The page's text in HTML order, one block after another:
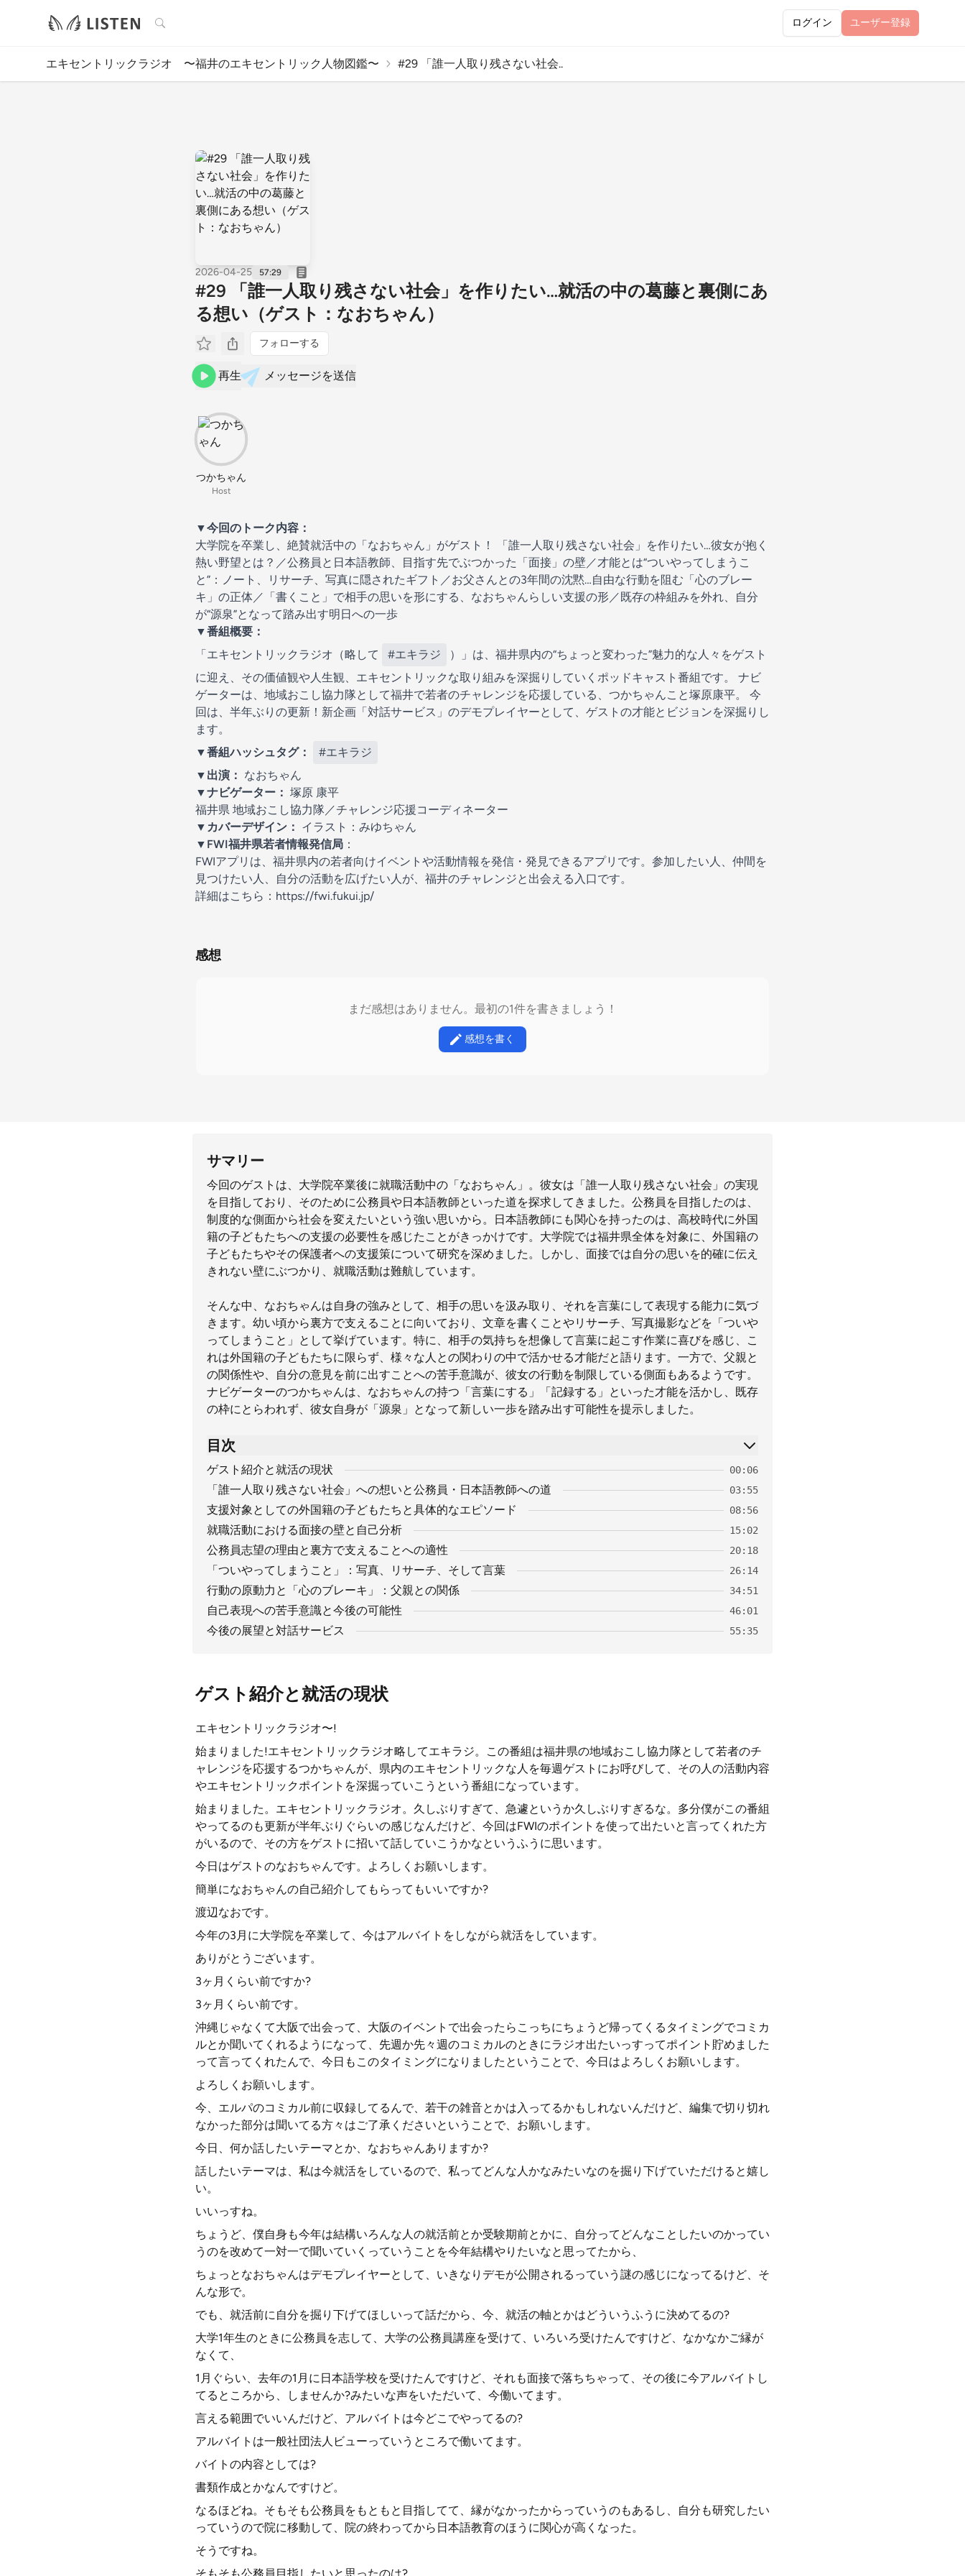
検索 ログイン ユーザー登録
エキセントリックラジオ 〜福井のエキセントリック人物図鑑〜 #29 「誰一人取り残さない社会..
2026-04-25 57:29
#29 「誰一人取り残さない社会」を作りたい…就活の中の葛藤と裏側にあ
る想い（ゲスト：なおちゃん）
フォローする
再生 メッセージを送信
つかちゃん
Host
▼今回のトーク内容：
大学院を卒業し、絶賛就活中の「なおちゃん」がゲスト！ 「誰一人取り残さない社会」を作りたい…彼女が抱く
熱い野望とは？／公務員と日本語教師、目指す先でぶつかった「面接」の壁／才能とは“ついやってしまうこ
と”：ノート、リサーチ、写真に隠されたギフト／お父さんとの3年間の沈黙…自由な行動を阻む「心のブレー
キ」の正体／「書くこと」で相手の思いを形にする、なおちゃんらしい支援の形／既存の枠組みを外れ、自分
が“源泉”となって踏み出す明日への一歩
▼番組概要：
「エキセントリックラジオ（略して
#エキラジ
）」は、福井県内の“ちょっと変わった”魅力的な人々をゲスト
に迎え、その価値観や人生観、エキセントリックな取り組みを深掘りしていくポッドキャスト番組です。 ナビ
ゲーターは、地域おこし協力隊として福井で若者のチャレンジを応援している、つかちゃんこと塚原康平。 今
回は、半年ぶりの更新！新企画「対話サービス」のデモプレイヤーとして、ゲストの才能とビジョンを深掘りし
ます。
▼番組ハッシュタグ：
#エキラジ
▼出演： なおちゃん
▼ナビゲーター： 塚原 康平
福井県 地域おこし協力隊／チャレンジ応援コーディネーター
▼カバーデザイン： イラスト：みゆちゃん
▼FWI福井県若者情報発信局 ：
FWIアプリは、福井県内の若者向けイベントや活動情報を発信・発見できるアプリです。参加したい人、仲間を
見つけたい人、自分の活動を広げたい人が、福井のチャレンジと出会える入口です。
詳細はこちら：https://fwi.fukui.jp/
感想
まだ感想はありません。最初の1件を書きましょう！
感想を書く
サマリー
今回のゲストは、大学院卒業後に就職活動中の「なおちゃん」。彼女は「誰一人取り残さない社会」の実現
を目指しており、そのために公務員や日本語教師といった道を探求してきました。公務員を目指したのは、
制度的な側面から社会を変えたいという強い思いから。日本語教師にも関心を持ったのは、高校時代に外国
籍の子どもたちへの支援の必要性を感じたことがきっかけです。大学院では福井県全体を対象に、外国籍の
子どもたちやその保護者への支援策について研究を深めました。しかし、面接では自分の思いを的確に伝え
きれない壁にぶつかり、就職活動は難航しています。
そんな中、なおちゃんは自身の強みとして、相手の思いを汲み取り、それを言葉にして表現する能力に気づ
きます。幼い頃から裏方で支えることに向いており、文章を書くことやリサーチ、写真撮影などを「ついや
ってしまうこと」として挙げています。特に、相手の気持ちを想像して言葉に起こす作業に喜びを感じ、こ
れは外国籍の子どもたちに限らず、様々な人との関わりの中で活かせる才能だと語ります。一方で、父親と
の関係性や、自分の意見を前に出すことへの苦手意識が、彼女の行動を制限している側面もあるようです。
ナビゲーターのつかちゃんは、なおちゃんの持つ「言葉にする」「記録する」といった才能を活かし、既存
の枠にとらわれず、彼女自身が「源泉」となって新しい一歩を踏み出す可能性を提示しました。
目次
ゲスト紹介と就活の現状 00:06
「誰一人取り残さない社会」への想いと公務員・日本語教師への道 03:55
支援対象としての外国籍の子どもたちと具体的なエピソード 08:56
就職活動における面接の壁と自己分析 15:02
公務員志望の理由と裏方で支えることへの適性 20:18
「ついやってしまうこと」：写真、リサーチ、そして言葉 26:14
行動の原動力と「心のブレーキ」：父親との関係 34:51
自己表現への苦手意識と今後の可能性 46:01
今後の展望と対話サービス 55:35
ゲスト紹介と就活の現状
エキセントリックラジオ〜!
始まりました!エキセントリックラジオ略してエキラジ。この番組は福井県の地域おこし協力隊として若者のチ
ャレンジを応援するつかちゃんが、県内のエキセントリックな人を毎週ゲストにお呼びして、その人の活動内容
やエキセントリックポイントを深掘っていこうという番組になっています。
始まりました。エキセントリックラジオ。久しぶりすぎて、急遽というか久しぶりすぎるな。多分僕がこの番組
やってるのも更新が半年ぶりぐらいの感じなんだけど、今回はFWIのポイントを使って出たいと言ってくれた方
がいるので、その方をゲストに招いて話していこうかなというふうに思います。
今日はゲストのなおちゃんです。よろしくお願いします。
簡単になおちゃんの自己紹介してもらってもいいですか?
渡辺なおです。
今年の3月に大学院を卒業して、今はアルバイトをしながら就活をしています。
ありがとうございます。
3ヶ月くらい前ですか?
3ヶ月くらい前です。
沖縄じゃなくて大阪で出会って、大阪のイベントで出会ったらこっちにちょうど帰ってくるタイミングでコミカ
ルとか聞いてくれるようになって、先週か先々週のコミカルのときにラジオ出たいっすってポイント貯めました
って言ってくれたんで、今日もこのタイミングになりましたということで、今日はよろしくお願いします。
よろしくお願いします。
今、エルパのコミカル前に収録してるんで、若干の雑音とかは入ってるかもしれないんだけど、編集で切り切れ
なかった部分は聞いてる方々はご了承くださいということで、お願いします。
今日、何か話したいテーマとか、なおちゃんありますか?
話したいテーマは、私は今就活をしているので、私ってどんな人かなみたいなのを掘り下げていただけると嬉し
い。
いいっすね。
ちょうど、僕自身も今年は結構いろんな人の就活前とか受験期前とかに、自分ってどんなことしたいのかってい
うのを改めて一対一で聞いていくっていうことを今年結構やりたいなと思ってたから、
ちょっとなおちゃんはデモプレイヤーとして、いきなりデモが公開されるっていう謎の感じになってるけど、そ
んな形で。
でも、就活前に自分を掘り下げてほしいって話だから、今、就活の軸とかはどういうふうに決めてるの?
大学1年生のときに公務員を志して、大学の公務員講座を受けて、いろいろ受けたんですけど、なかなかご縁が
なくて、
1月ぐらい、去年の1月に日本語学校を受けたんですけど、それも面接で落ちちゃって、その後に今アルバイトし
てるところから、しませんか?みたいな声をいただいて、今働いてます。
言える範囲でいいんだけど、アルバイトは今どこでやってるの?
アルバイトは一般社団法人ビューっていうところで働いてます。
バイトの内容としては?
書類作成とかなんですけど。
なるほどね。そもそも公務員をもともと目指してて、縁がなかったからっていうのもあるし、自分も研究したい
っていうので院に移動して、院の終わってから日本語教育のほうに関心が高くなった。
そうですね。